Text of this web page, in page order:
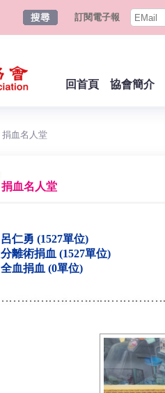
訂閱電子報
回首頁 協會簡介
捐血名人堂
捐血名人堂
呂仁勇 (1527單位)
分離術捐血 (1527單位)
全血捐血 (0單位)